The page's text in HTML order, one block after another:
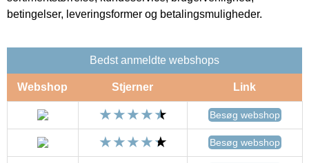
betingelser, leveringsformer og betalingsmuligheder.
Bedst anmeldte webshops
Webshop Stjerner Link
Besøg webshop
Besøg webshop